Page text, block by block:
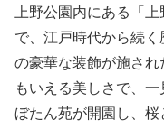
上野公園内にある「
で、江戸時代から続
の豪華な装飾が施さ
もいえる美しさで、
ぼたん苑が開園し、桜